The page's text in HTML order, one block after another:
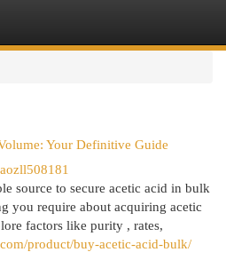
Your Definitive Guide
source to secure acetic acid in bulk
you require about acquiring acetic
factors like purity , rates,
product/buy-acetic-acid-bulk/